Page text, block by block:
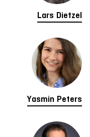
Lars Dietzel
Yasmin Peters